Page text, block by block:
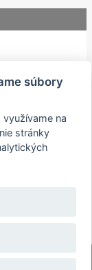
súbory
na
stránky